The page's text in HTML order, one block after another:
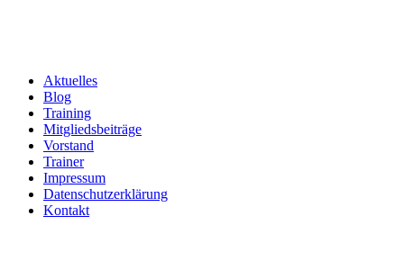
Aktuelles
Blog
Training
Mitgliedsbeiträge
Vorstand
Trainer
Impressum
Datenschutzerklärung
Kontakt